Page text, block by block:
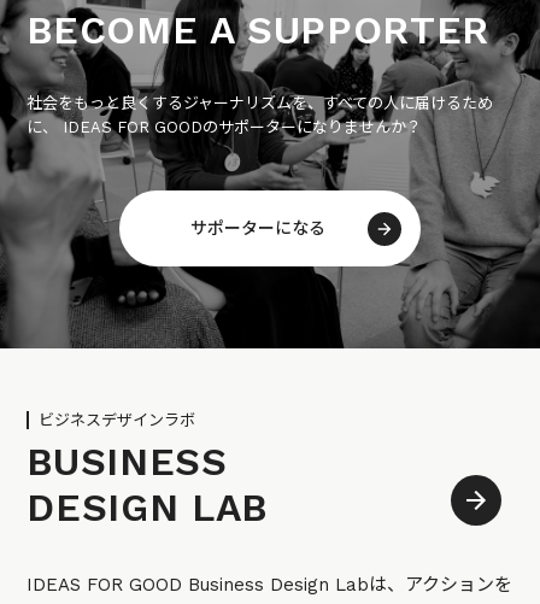
BECOME A SUPPORTER
社会をもっと良くするジャーナリズムを、すべての人に届けるため
に、 IDEAS FOR GOODのサポーターになりませんか？
サポーターになる
ビジネスデザインラボ
BUSINESS
DESIGN LAB
IDEAS FOR GOOD Business Design Labは、アクションを